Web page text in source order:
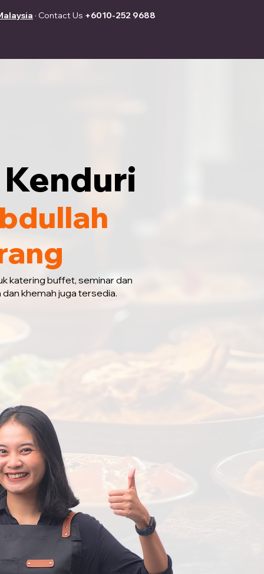
katering buffet, seminar dan
khemah juga tersedia.
· Contact Us +6010-252 9688